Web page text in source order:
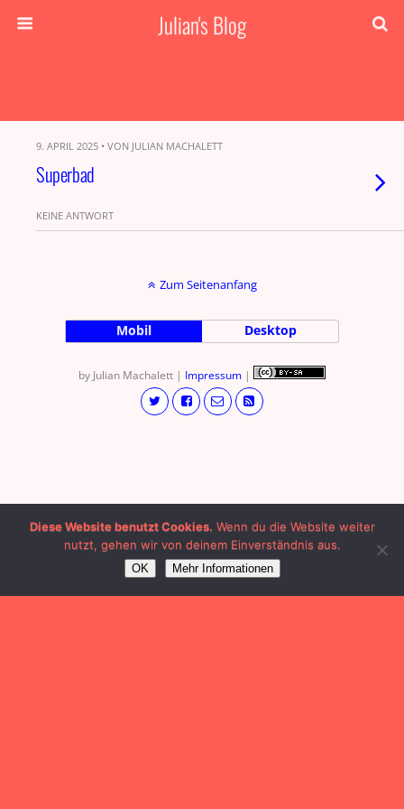
Julian's Blog
9. APRIL 2025 • VON JULIAN MACHALETT
Superbad
KEINE ANTWORT
Zum Seitenanfang
Mobil Desktop
by Julian Machalett | Impressum |
Diese Website benutzt Cookies. Wenn du die Website weiter
nutzt, gehen wir von deinem Einverständnis aus.
OK Mehr Informationen